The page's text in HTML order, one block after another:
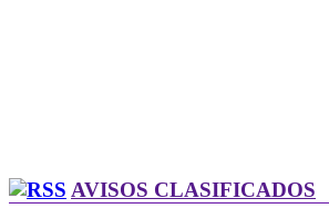
AVISOS CLASIFICADOS